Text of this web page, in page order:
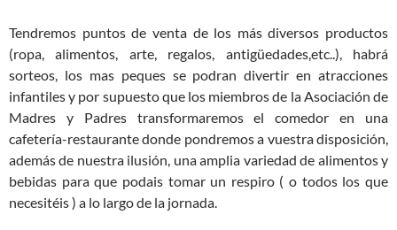
Tendremos puntos de venta de los más diversos productos
(ropa, alimentos, arte, regalos, antigüedades,etc..), habrá
sorteos, los mas peques se podran divertir en atracciones
infantiles y por supuesto que los miembros de la Asociación de
Madres y Padres transformaremos el comedor en una
cafetería-restaurante donde pondremos a vuestra disposición,
además de nuestra ilusión, una amplia variedad de alimentos y
bebidas para que podais tomar un respiro ( o todos los que
necesitéis ) a lo largo de la jornada.